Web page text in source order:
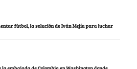
fútbol, la solución de Iván Mejía para luchar